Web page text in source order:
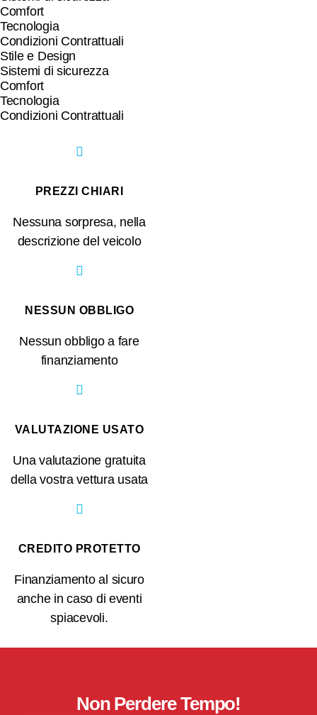
Comfort
Tecnologia
Condizioni Contrattuali
Stile e Design
Sistemi di sicurezza
Comfort
Tecnologia
Condizioni Contrattuali
PREZZI CHIARI
Nessuna sorpresa, nella
descrizione del veicolo
NESSUN OBBLIGO
Nessun obbligo a fare
finanziamento
VALUTAZIONE USATO
Una valutazione gratuita
della vostra vettura usata
CREDITO PROTETTO
Finanziamento al sicuro
anche in caso di eventi
spiacevoli.
Non Perdere Tempo!